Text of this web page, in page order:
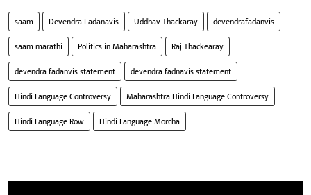
saam Devendra Fadanavis Uddhav Thackaray
devendrafadanvis
saam marathi
Politics in Maharashtra
Raj Thackearay
devendra fadanvis statement
devendra fadnavis statement
Hindi Language Controversy
Maharashtra Hindi Language Controversy
Hindi Language Row
Hindi Language Morcha